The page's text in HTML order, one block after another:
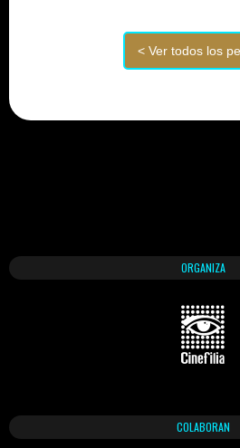
ORGANIZA
COLABORAN